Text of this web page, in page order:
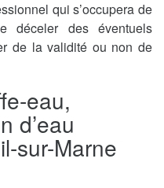
qui s’occupera de
déceler des éventuels
de la validité ou non de
eau,
d’eau
sur-Marne